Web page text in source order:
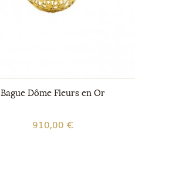
Bague Dôme Fleurs en Or
910,00 €